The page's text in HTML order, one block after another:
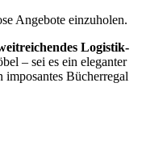
Angebote einzuholen.
Logistik-
– sei es ein eleganter
imposantes Bücherregal